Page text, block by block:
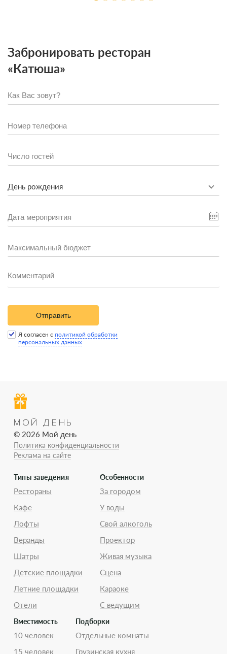
Забронировать ресторан
«Катюша»
День рождения
Отправить
Я согласен с политикой обработки
персональных данных
МОЙ ДЕНЬ
© 2026 Мой день
Политика конфиденциальности
Реклама на сайте
Типы заведения
Рестораны
Кафе
Лофты
Веранды
Шатры
Детские площадки
Летние площадки
Отели
Особенности
За городом
У воды
Свой алкоголь
Проектор
Живая музыка
Сцена
Караоке
С ведущим
Вместимость
10 человек
15 человек
Подборки
Отдельные комнаты
Грузинская кухня